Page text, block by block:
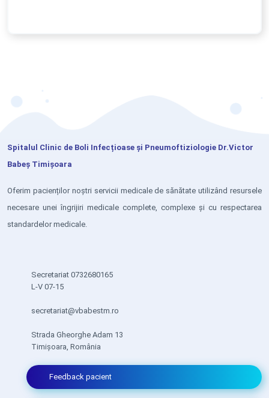
Spitalul Clinic de Boli Infecțioase și Pneumoftiziologie Dr.Victor
Babeș Timișoara
Oferim pacienților noștri servicii medicale de sănătate utilizând resursele
necesare unei îngrijiri medicale complete, complexe și cu respectarea
standardelor medicale.
Secretariat 0732680165
L-V 07-15
secretariat@vbabestm.ro
Strada Gheorghe Adam 13
Timișoara, România
Feedback pacient